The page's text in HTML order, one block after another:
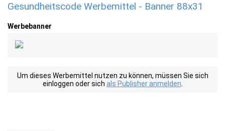
Gesundheitscode Werbemittel - Banner 88x31
Werbebanner
Um dieses Werbemittel nutzen zu können, müssen Sie sich
einloggen oder sich als Publisher anmelden